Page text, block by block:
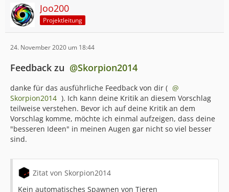
Zumindest mich hat es sehr überrascht zu sehen, wie
Terraconia mit den Jahren durch neue Anpassungen
und Verbesserungen immer professioneller wurde.
unglaublich viel dazu gelernt.
Ob nun durch verbrannte Festplatten oder sonstige
Fehler, ich denke daniel_1994 und Exlll können unsere
Rootserver mittlerweile im Schlaf neu aufsetzen. Mit den
Jahren sind wir dabei auch regelmäßig auf bessere
Server umgestiegen, um in den meisten Fällen
tatsächlich eine bessere CPU Leistung zu erhalten.
und wieso 16-Kerne nicht immer das wahre sind. Wer
Joo200
Projektleitung
24. November 2020 um 18:44
Feedback zu Skorpion2014
danke für das ausführliche Feedback von dir (
Skorpion2014 ). Ich kann deine Kritik an diesem Vorschlag
teilweise verstehen. Bevor ich auf deine Kritik an dem
Vorschlag komme, möchte ich einmal aufzeigen, dass deine
"besseren Ideen" in meinen Augen gar nicht so viel besser
sind.
Zitat von Skorpion2014
Kein automatisches Spawnen von Tieren